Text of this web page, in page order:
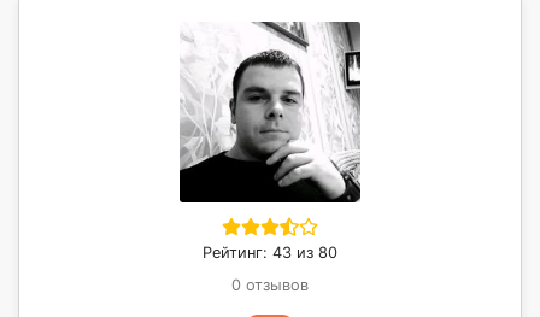
Рейтинг: 43 из 80
0 отзывов